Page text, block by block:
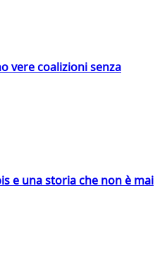
vere coalizioni senza
e una storia che non è mai